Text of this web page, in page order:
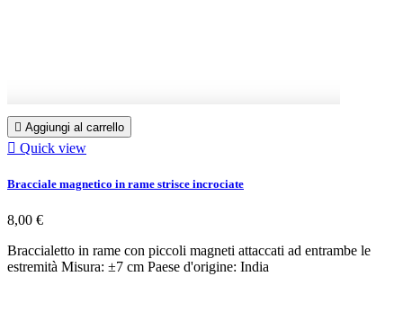
 Aggiungi al carrello
 Quick view
Bracciale magnetico in rame strisce incrociate
8,00 €
Braccialetto in rame con piccoli magneti attaccati ad entrambe le
estremità Misura: ±7 cm Paese d'origine: India